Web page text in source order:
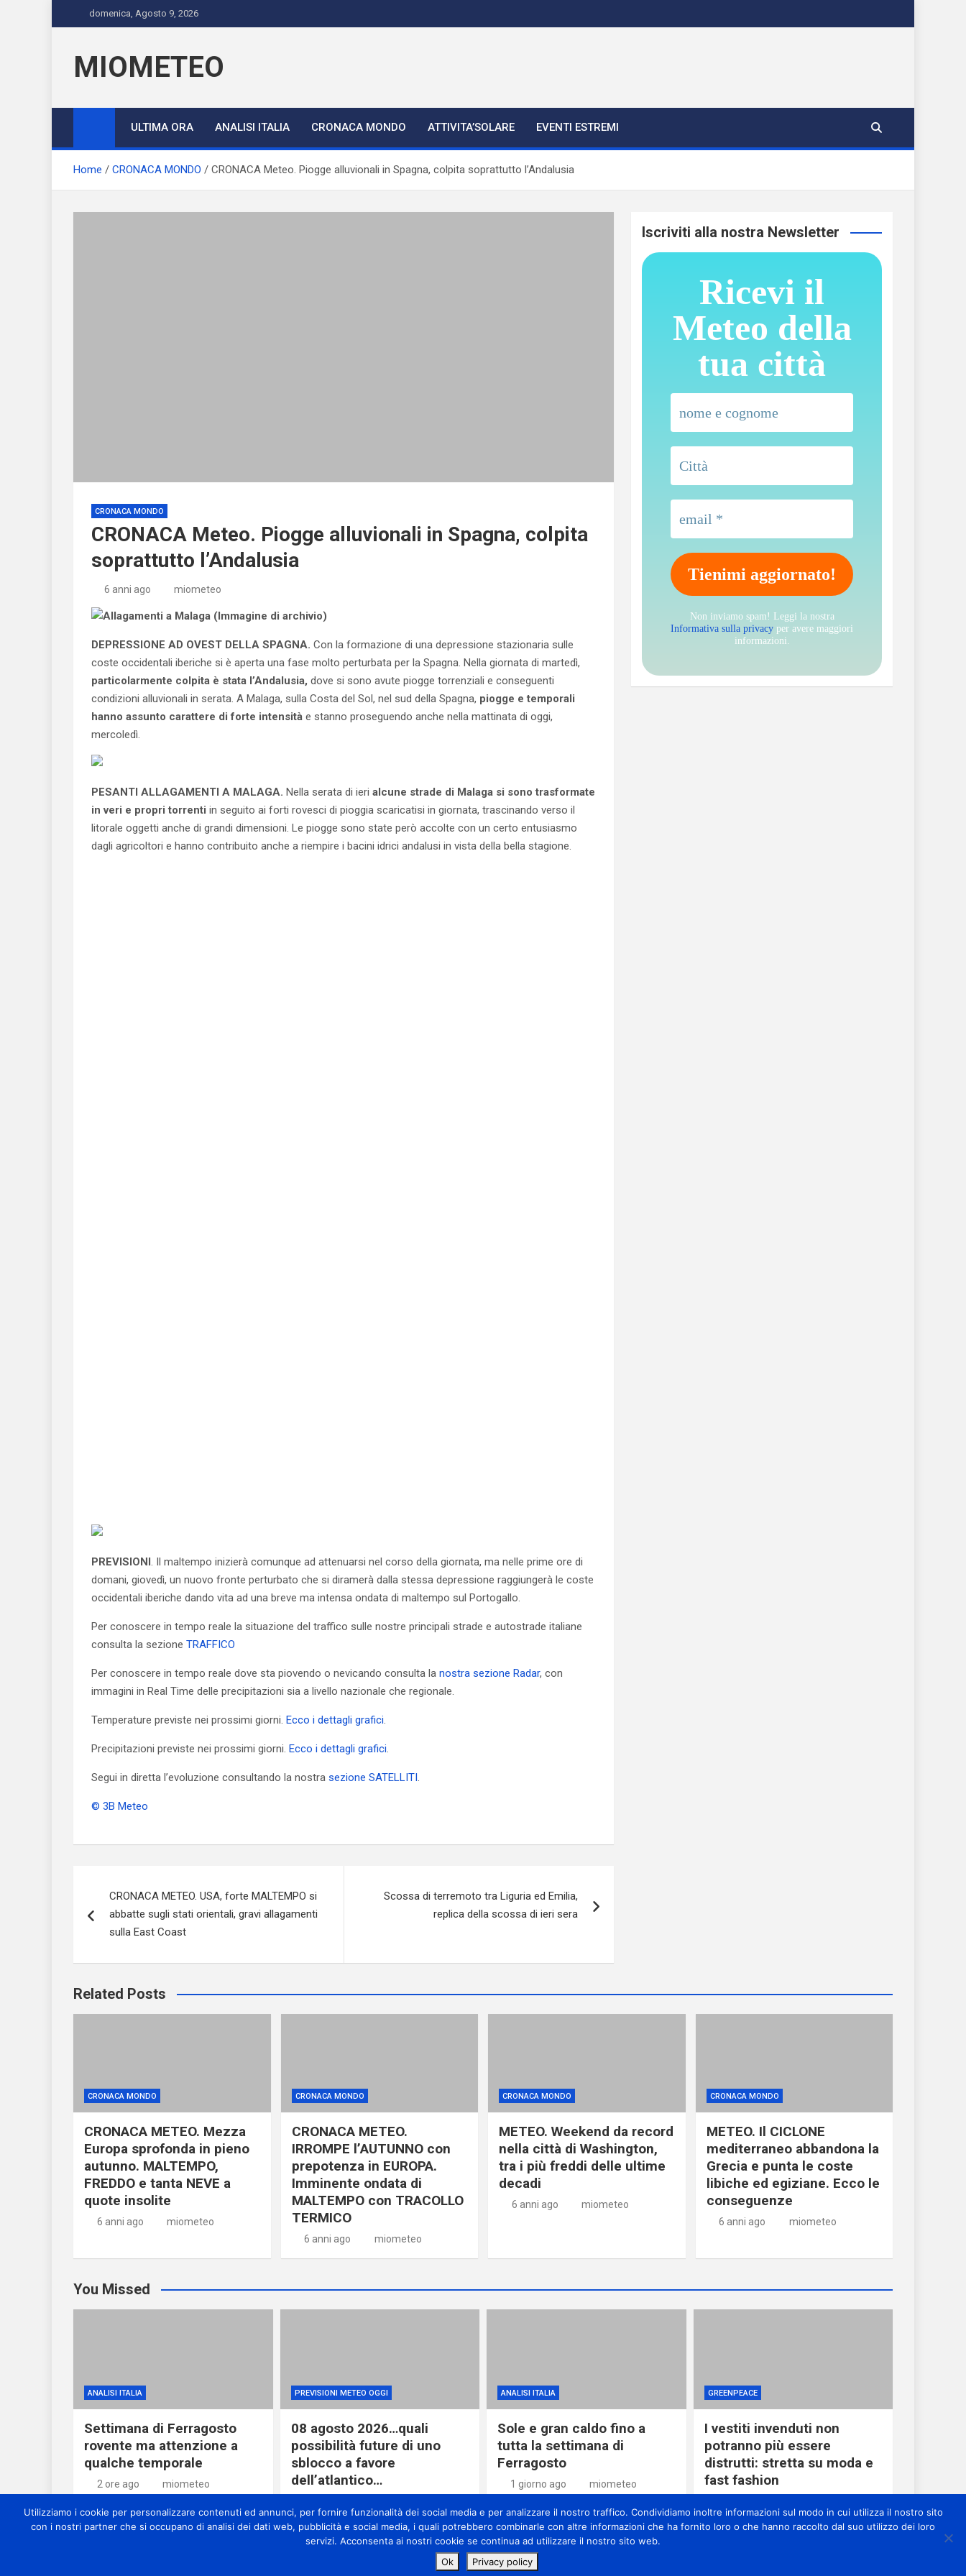
to
domenica, Agosto 9, 2026
MIOMETEO
ULTIMA ORA ANALISI ITALIA CRONACA MONDO ATTIVITA’SOLARE EVENTI ESTREMI
Home CRONACA MONDO CRONACA Meteo. Piogge alluvionali in Spagna, colpita soprattutto l’Andalusia
CRONACA MONDO
CRONACA Meteo. Piogge alluvionali in Spagna, colpita
soprattutto l’Andalusia
6 anni ago miometeo
DEPRESSIONE AD OVEST DELLA SPAGNA. Con la formazione di una depressione stazionaria sulle
coste occidentali iberiche si è aperta una fase molto perturbata per la Spagna. Nella giornata di martedì,
particolarmente colpita è stata l’Andalusia, dove si sono avute piogge torrenziali e conseguenti
condizioni alluvionali in serata. A Malaga, sulla Costa del Sol, nel sud della Spagna, piogge e temporali
hanno assunto carattere di forte intensità e stanno proseguendo anche nella mattinata di oggi,
mercoledì.
PESANTI ALLAGAMENTI A MALAGA. Nella serata di ieri alcune strade di Malaga si sono trasformate
in veri e propri torrenti in seguito ai forti rovesci di pioggia scaricatisi in giornata, trascinando verso il
litorale oggetti anche di grandi dimensioni. Le piogge sono state però accolte con un certo entusiasmo
dagli agricoltori e hanno contribuito anche a riempire i bacini idrici andalusi in vista della bella stagione.
PREVISIONI. Il maltempo inizierà comunque ad attenuarsi nel corso della giornata, ma nelle prime ore di
domani, giovedì, un nuovo fronte perturbato che si diramerà dalla stessa depressione raggiungerà le coste
occidentali iberiche dando vita ad una breve ma intensa ondata di maltempo sul Portogallo.
Per conoscere in tempo reale la situazione del traffico sulle nostre principali strade e autostrade italiane
consulta la sezione TRAFFICO
Per conoscere in tempo reale dove sta piovendo o nevicando consulta la nostra sezione Radar, con
immagini in Real Time delle precipitazioni sia a livello nazionale che regionale.
Temperature previste nei prossimi giorni. Ecco i dettagli grafici.
Precipitazioni previste nei prossimi giorni. Ecco i dettagli grafici.
Segui in diretta l’evoluzione consultando la nostra sezione SATELLITI.
© 3B Meteo
articoli
CRONACA METEO. USA, forte MALTEMPO si
abbatte sugli stati orientali, gravi allagamenti
sulla East Coast
Scossa di terremoto tra Liguria ed Emilia,
replica della scossa di ieri sera
Iscriviti alla nostra Newsletter
Ricevi il
Meteo della
tua città
Non inviamo spam! Leggi la nostra
Informativa sulla privacy per avere maggiori
informazioni.
Related Posts
CRONACA MONDO
CRONACA METEO. Mezza
Europa sprofonda in pieno
autunno. MALTEMPO,
FREDDO e tanta NEVE a
quote insolite
6 anni ago miometeo
CRONACA MONDO
CRONACA METEO.
IRROMPE l’AUTUNNO con
prepotenza in EUROPA.
Imminente ondata di
MALTEMPO con TRACOLLO
TERMICO
6 anni ago miometeo
CRONACA MONDO
METEO. Weekend da record
nella città di Washington,
tra i più freddi delle ultime
decadi
6 anni ago miometeo
CRONACA MONDO
METEO. Il CICLONE
mediterraneo abbandona la
Grecia e punta le coste
libiche ed egiziane. Ecco le
conseguenze
6 anni ago miometeo
You Missed
ANALISI ITALIA
Settimana di Ferragosto
rovente ma attenzione a
qualche temporale
2 ore ago miometeo
PREVISIONI METEO OGGI
08 agosto 2026…quali
possibilità future di uno
sblocco a favore
dell’atlantico…
ANALISI ITALIA
Sole e gran caldo fino a
tutta la settimana di
Ferragosto
1 giorno ago miometeo
GREENPEACE
I vestiti invenduti non
potranno più essere
distrutti: stretta su moda e
fast fashion
Copyright Miometeo © All rights reserved | Theme byMantraBrain
Utilizziamo i cookie per personalizzare contenuti ed annunci, per fornire funzionalità dei social media e per analizzare il nostro traffico. Condividiamo inoltre informazioni sul modo in cui utilizza il nostro sito
con i nostri partner che si occupano di analisi dei dati web, pubblicità e social media, i quali potrebbero combinarle con altre informazioni che ha fornito loro o che hanno raccolto dal suo utilizzo dei loro
servizi. Acconsenta ai nostri cookie se continua ad utilizzare il nostro sito web.
Ok
Privacy policy